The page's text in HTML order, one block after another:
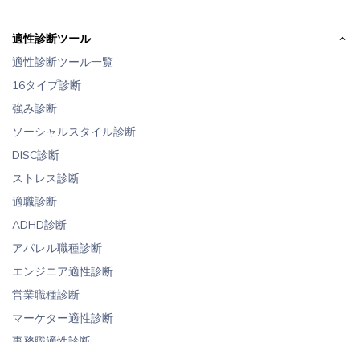
適性診断ツール
適性診断ツール一覧
16タイプ診断
強み診断
ソーシャルスタイル診断
DISC診断
ストレス診断
適職診断
ADHD診断
アパレル職種診断
エンジニア適性診断
営業職種診断
マーケター適性診断